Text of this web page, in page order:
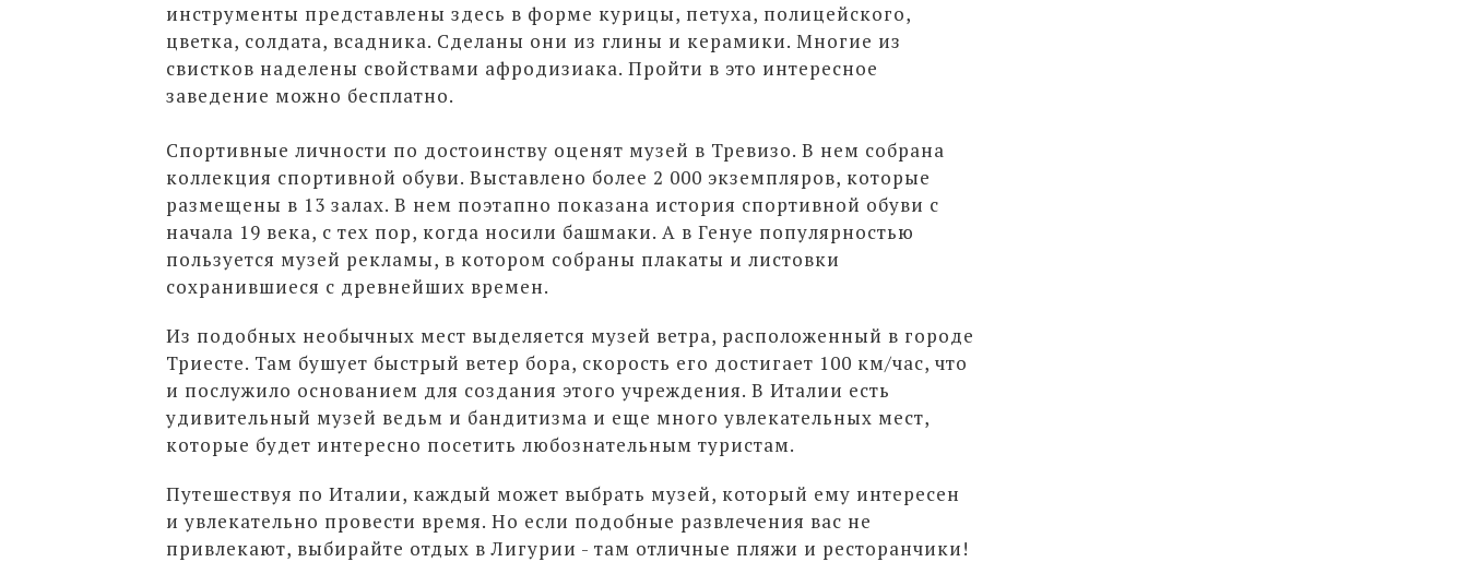
инструменты представлены здесь в форме курицы, петуха, полицейского,
цветка, солдата, всадника. Сделаны они из глины и керамики. Многие из
свистков наделены свойствами афродизиака. Пройти в это интересное
заведение можно бесплатно.
Спортивные личности по достоинству оценят музей в Тревизо. В нем собрана
коллекция спортивной обуви. Выставлено более 2 000 экземпляров, которые
размещены в 13 залах. В нем поэтапно показана история спортивной обуви с
начала 19 века, с тех пор, когда носили башмаки. А в Генуе популярностью
пользуется музей рекламы, в котором собраны плакаты и листовки
сохранившиеся с древнейших времен.
Из подобных необычных мест выделяется музей ветра, расположенный в городе
Триесте. Там бушует быстрый ветер бора, скорость его достигает 100 км/час, что
и послужило основанием для создания этого учреждения. В Италии есть
удивительный музей ведьм и бандитизма и еще много увлекательных мест,
которые будет интересно посетить любознательным туристам.
Путешествуя по Италии, каждый может выбрать музей, который ему интересен
и увлекательно провести время. Но если подобные развлечения вас не
привлекают, выбирайте отдых в Лигурии - там отличные пляжи и ресторанчики!